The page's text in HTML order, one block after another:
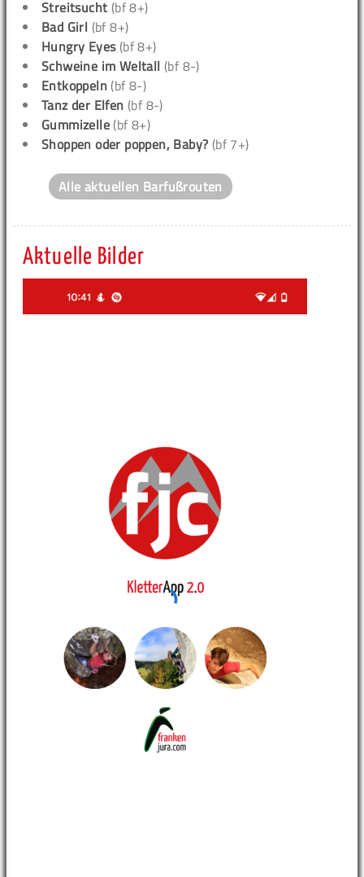
Streitsucht (bf 8+)
Bad Girl (bf 8+)
Hungry Eyes(bf 8+)
Schweine im Weltall (bf 8-)
Entkoppeln (bf 8-)
Tanz der Elfen (bf 8-)
Gummizelle (bf 8+)
Shoppen oder poppen, Baby? (bf 7+)
Alle aktuellen Barfußrouten
Aktuelle Bilder